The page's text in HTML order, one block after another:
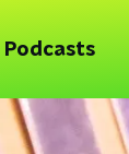
Podcasts